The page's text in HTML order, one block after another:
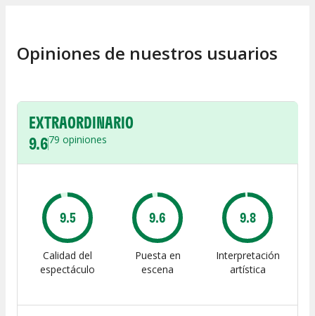
Opiniones de nuestros usuarios
EXTRAORDINARIO
9.679 opiniones
9.5
Calidad del
espectáculo
9.6
Puesta en
escena
9.8
Interpretación
artística